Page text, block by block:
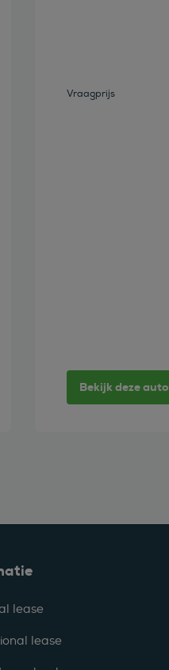
Vraagprijs
Bekijk deze auto
lease
lease